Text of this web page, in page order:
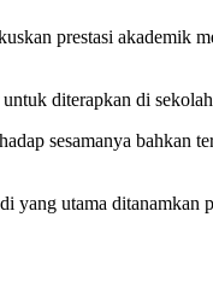
prestasi akademik
diterapkan di
sesamanya
utama